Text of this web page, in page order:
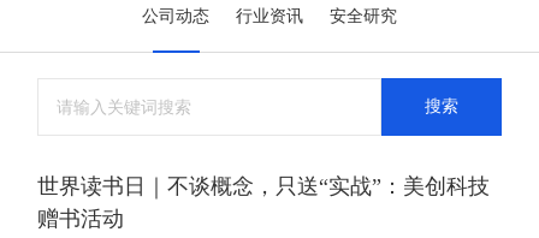
公司动态 行业资讯 安全研究
搜索
世界读书日｜不谈概念，只送“实战”：美创科技
赠书活动